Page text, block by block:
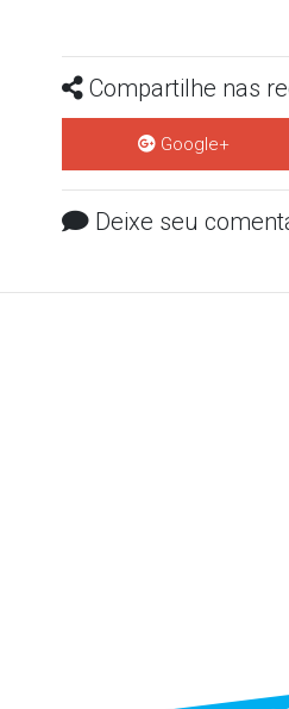
Compartilhe nas
Google+
Deixe seu